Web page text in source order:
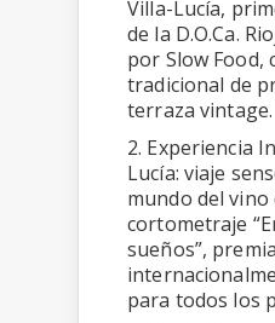
Villa-Lucía,
de la D.O.Ca.
por Slow Food,
tradicional de
terraza vintage.
2. Experiencia
Lucía: viaje
mundo del vino
cortometraje
sueños”,
para todos los